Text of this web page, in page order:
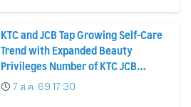
KTC and JCB Tap Growing Self-Care
Trend with Expanded Beauty
Privileges Number of KTC JCB
Cardmembers Spending on
Cosmetics Rises 26%
7 ส.ค. 69 17:30